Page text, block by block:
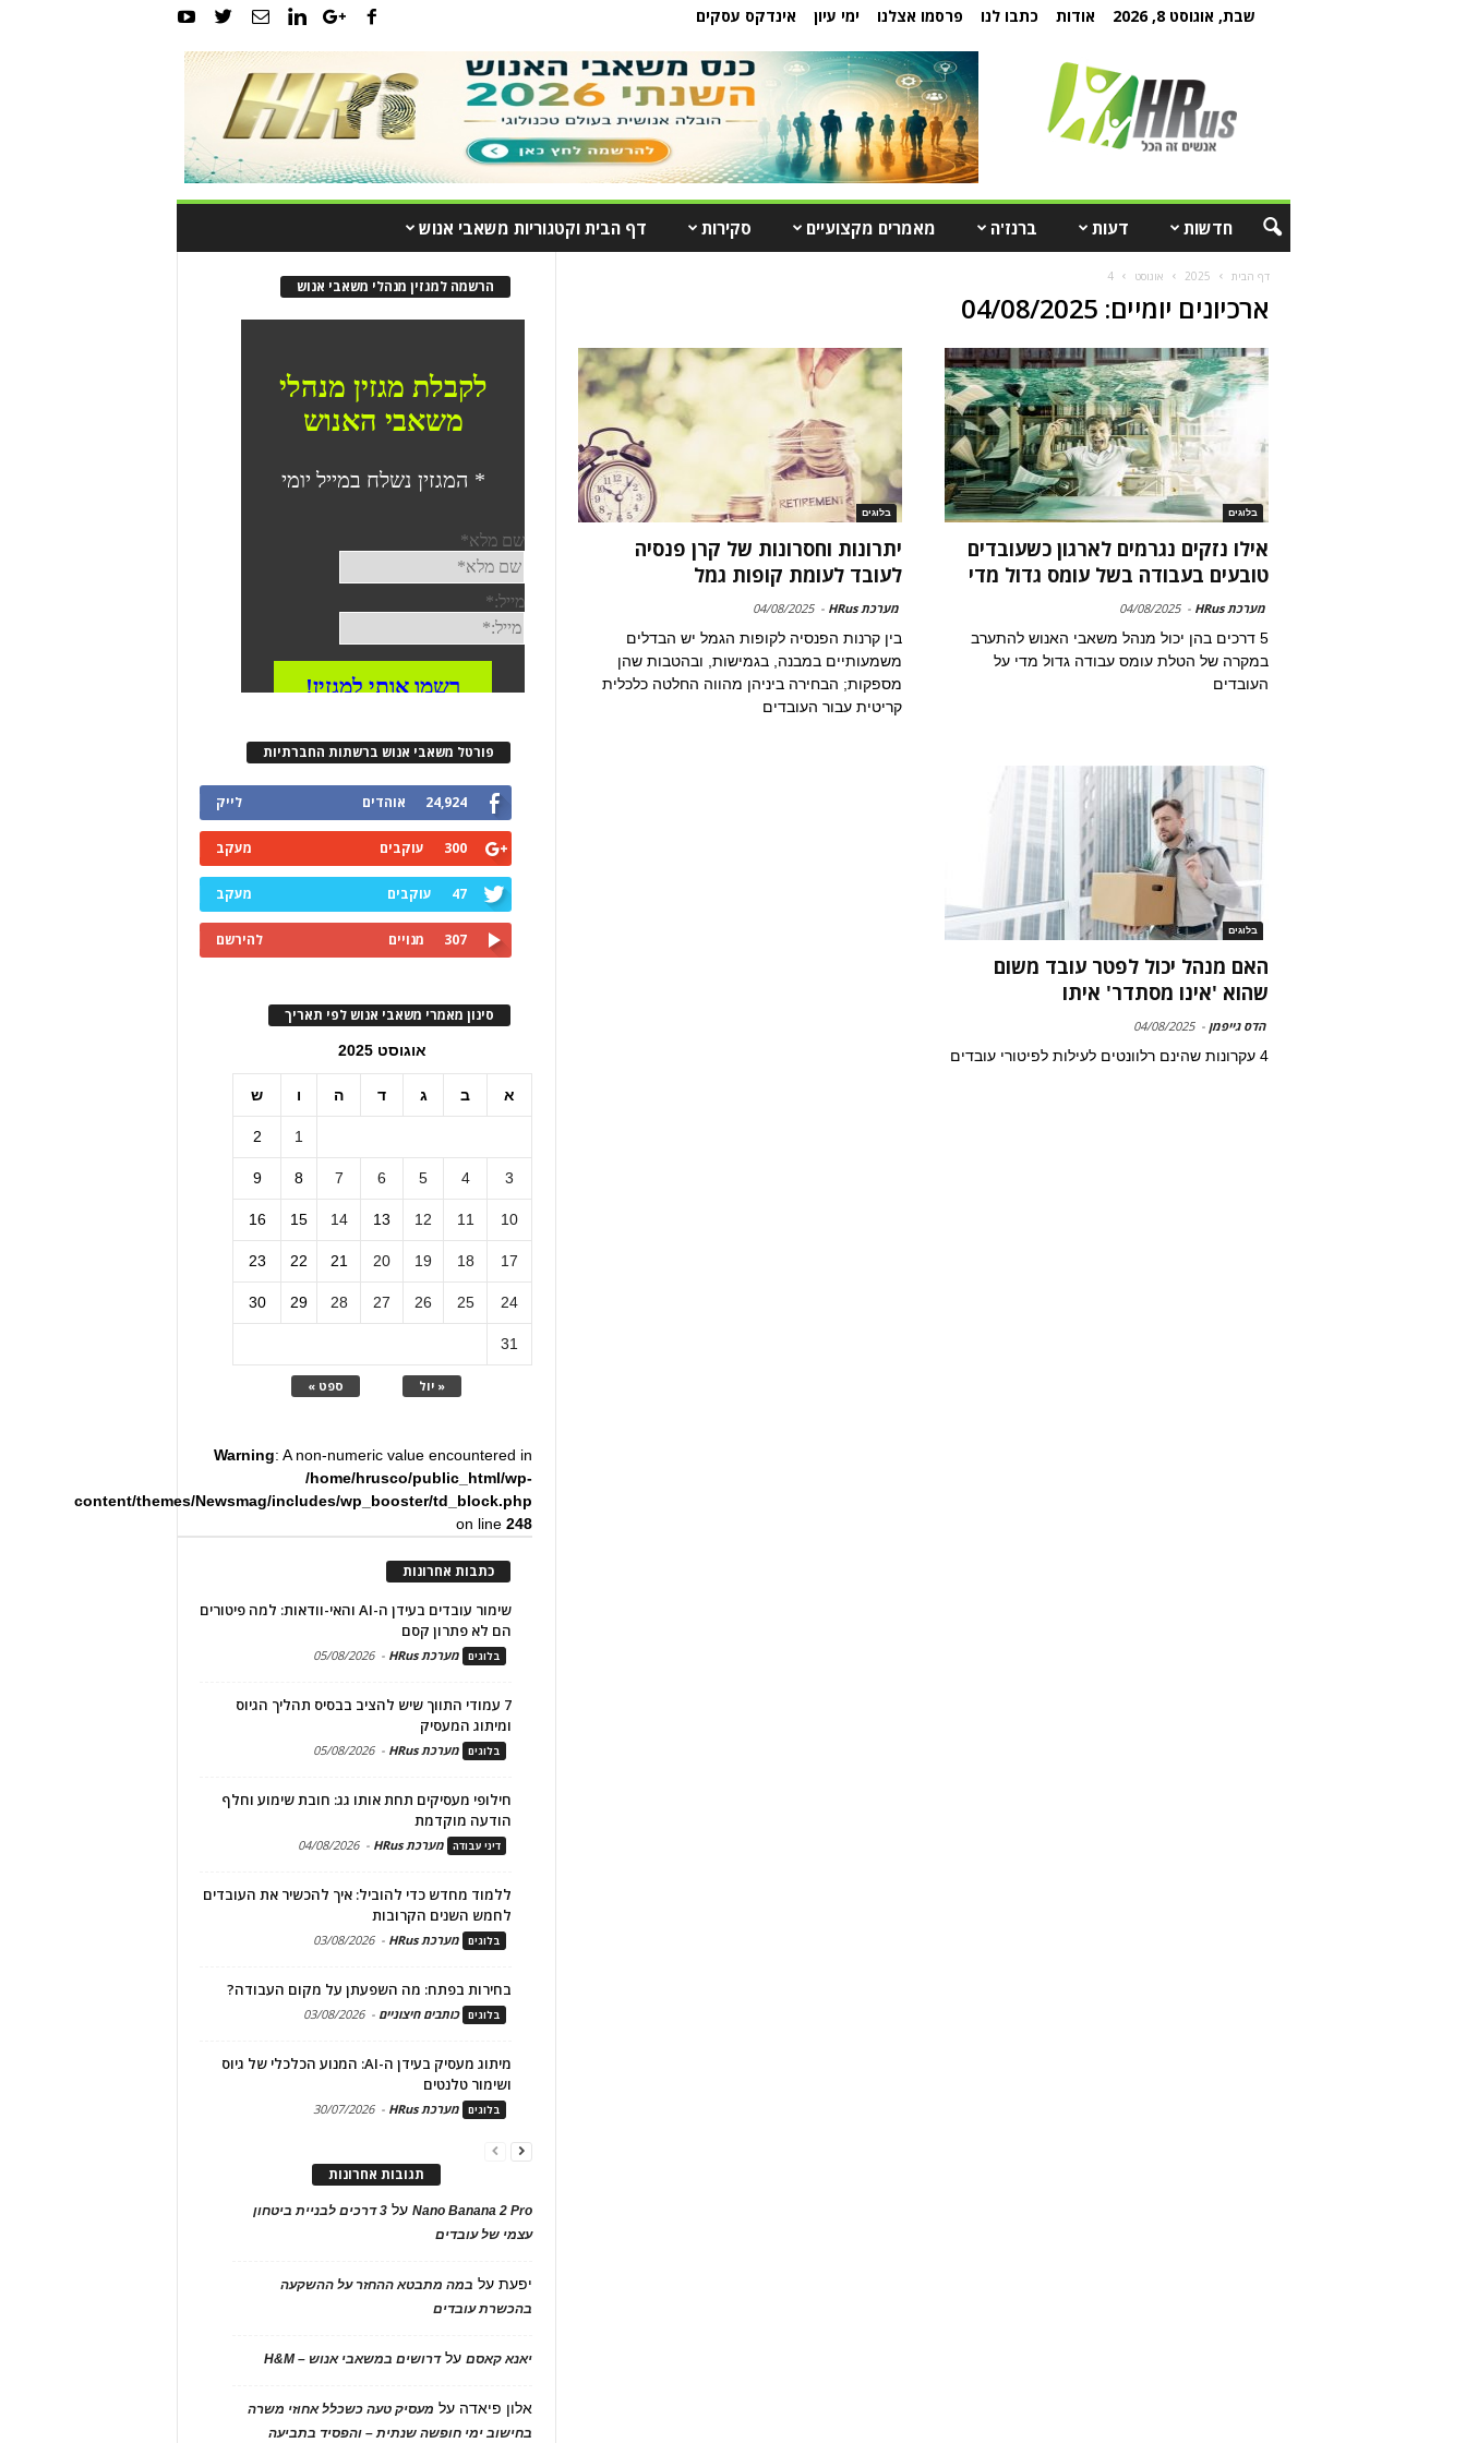
שבת, אוגוסט 8, 2026 אודות כתבו לנו פרסמו אצלנו ימי עיון אינדקס עסקים
חדשות דעות ברנז'ה מאמרים מקצועיים סקירות דף הבית וקטגוריות משאבי אנוש
דף הבית 2025 אוגוסט 4
ארכיונים יומיים: 04/08/2025
בלוגים
אילו נזקים נגרמים לארגון כשעובדים
טובעים בעבודה בשל עומס גדול מדי
מערכת HRus -
04/08/2025
5 דרכים בהן יכול מנהל משאבי האנוש להתערב
במקרה של הטלת עומס עבודה גדול מדי על
העובדים
בלוגים
יתרונות וחסרונות של קרן פנסיה
לעובד לעומת קופות גמל
מערכת HRus -
04/08/2025
בין קרנות הפנסיה לקופות הגמל יש הבדלים
משמעותיים במבנה, בגמישות, ובהטבות שהן
מספקות; הבחירה ביניהן מהווה החלטה כלכלית
קריטית עבור העובדים
בלוגים
האם מנהל יכול לפטר עובד משום
שהוא 'אינו מסתדר' איתו
הדס גייפמן -
04/08/2025
4 עקרונות שהינם רלוונטים לעילות לפיטורי עובדים
הרשמה למגזין מנהלי משאבי אנוש
פורטל משאבי אנוש ברשתות החברתיות
24,924 אוהדים לייק
300 עוקבים מעקב
47 עוקבים מעקב
307 מנויים להירשם
סינון מאמרי משאבי אנוש לפי תאריך
אוגוסט 2025
א ב ג ד ה ו ש
« יול ספט »
1
2
3
4
5
6
7
8
9
10
11
12
13
14
15
16
17
18
19
20
21
22
23
24
25
26
27
28
29
30
31
Warning: A non-numeric value encountered in
/home/hrusco/public_html/wp-
content/themes/Newsmag/includes/wp_booster/td_block.php
on line248
כתבות אחרונות
שימור עובדים בעידן ה-AI והאי-וודאות: למה פיטורים
הם לא פתרון קסם
בלוגים מערכת HRus -
05/08/2026
7 עמודי התווך שיש להציב בבסיס תהליך הגיוס
ומיתוג המעסיק
בלוגים מערכת HRus -
05/08/2026
חילופי מעסיקים תחת אותו גג: חובת שימוע וחלף
הודעה מוקדמת
דיני עבודה מערכת HRus -
04/08/2026
ללמוד מחדש כדי להוביל: איך להכשיר את העובדים
לחמש השנים הקרובות
בלוגים מערכת HRus -
03/08/2026
בחירות בפתח: מה השפעתן על מקום העבודה?
בלוגים כותבים חיצוניים -
03/08/2026
מיתוג מעסיק בעידן ה-AI: המנוע הכלכלי של גיוס
ושימור טלנטים
בלוגים מערכת HRus -
30/07/2026
תגובות אחרונות
Nano Banana 2 Proעל
3 דרכים לבניית ביטחון
עצמי של עובדים
יפעתעל במה מתבטא ההחזר על ההשקעה
בהכשרת עובדים
יאנא קאסםעלדרושים במשאבי אנוש – H&M
אלון פיאדה על מעסיק טעה כשכלל אחוזי משרה
בחישוב ימי חופשה שנתית – והפסיד בתביעה